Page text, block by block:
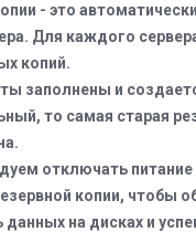
- это
Для каждого
копий.
заполнены и
то самая старая
отключать питание
копии, чтобы
данных на дисках и